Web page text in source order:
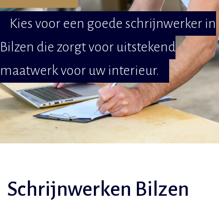
Kies voor een goede schrijnwerker in
Bilzen die zorgt voor uitstekend
maatwerk voor uw interieur.
Schrijnwerken Bilzen